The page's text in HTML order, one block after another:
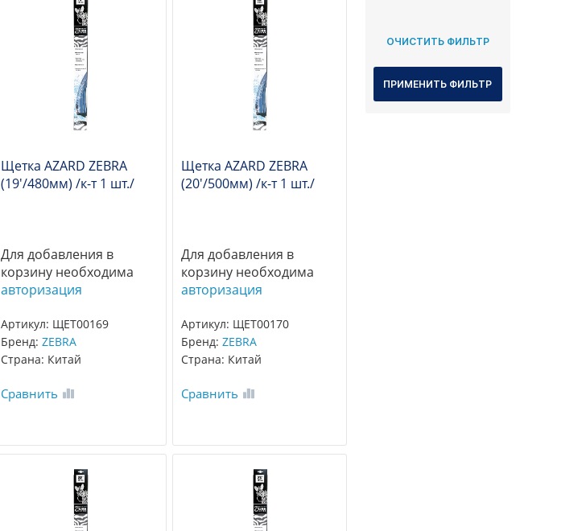
Щетка AZARD ZEBRA
(19'/480мм) /к-т 1 шт./
Для добавления в
корзину необходима
авторизация
Артикул: ЩЕТ00169
Бренд:ZEBRA
Страна: Китай
Сравнить
Щетка AZARD ZEBRA
(20'/500мм) /к-т 1 шт./
Для добавления в
корзину необходима
авторизация
Артикул: ЩЕТ00170
Бренд: ZEBRA
Страна: Китай
Сравнить